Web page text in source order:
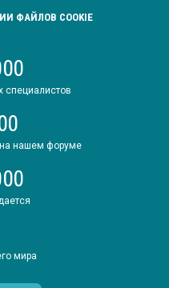
ФАЙЛОВ COOKIE
специалистов
нашем форуме
мира